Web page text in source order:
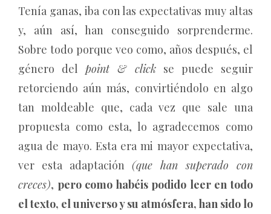
Tenía ganas, iba con las expectativas muy altas
y, aún así, han conseguido sorprenderme.
Sobre todo porque veo como, años después, el
género delpoint & clickse puede seguir
retorciendo aún más, convirtiéndolo en algo
tan moldeable que, cada vez que sale una
propuesta como esta, lo agradecemos como
agua de mayo. Esta era mi mayor expectativa,
ver esta adaptación (que han superado con
creces), pero como habéis podido leer en todo
el texto, el universo y su atmósfera, han sido lo